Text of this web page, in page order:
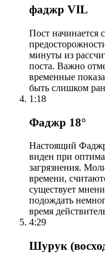
фаджр VIL
Пост начинается
минуты из
поста. Важно
временные
быть слишком
1:18
Фаджр 18°
Настоящий Фаджр
виден при
загрязнения.
времени,
существует
подождать
время
4:29
Шурук